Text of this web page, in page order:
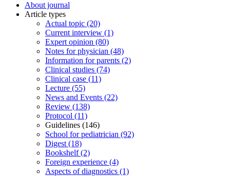
About journal
Article types
Actual topic (20)
Current interview (1)
Expert opinion (80)
Notes for physician (48)
Information for parents (2)
Clinical studies (74)
Clinical case (11)
Lecture (55)
News and Events (22)
Review (138)
Protocol (11)
Guidelines (146)
School for pediatrician (92)
Digest (18)
Bookshelf (2)
Foreign experience (4)
Aspects of diagnostics (1)